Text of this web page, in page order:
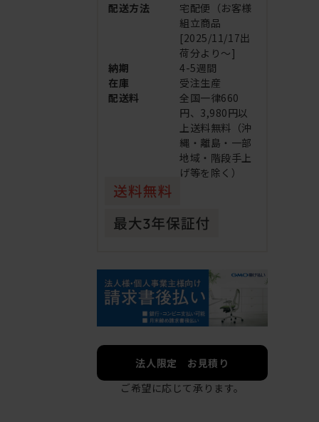
配送方法
宅配便（お客様
組立商品
[2025/11/17出
荷分より～]
納期
4-5週間
在庫
受注生産
配送料
全国一律660
円、3,980円以
上送料無料（沖
縄・離島・一部
地域・階段手上
げ等を除く）
法人限定 お見積り
ご希望に応じて承ります。